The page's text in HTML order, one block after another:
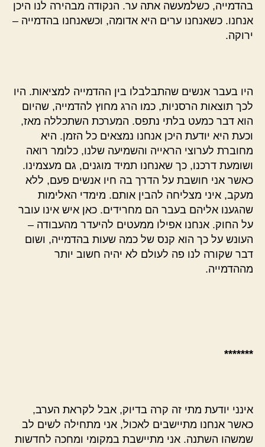
בהדמייה, כשלמעשה אתה ער. הנקודה מבהירה לנו היכן
אנחנו. כשאנחנו ערים היא אדומה, וכשאנחנו בהדמייה –
ירוקה.
היו בעבר אנשים שהתבלבלו בין ההדמייה למציאות. היו
לכך תוצאות הרסניות, כמו הרג מחוץ להדמייה, שהיום
הוא דבר כמעט בלתי נתפס. המערכת השתכללה מאז,
וכעת היא יודעת היכן אנחנו נמצאים כל הזמן. היא
מחוברת לערוצי הראייה והשמיעה שלנו, כלומר רואה
ושומעת דרכנו, כך שאנחנו תמיד מוגנים, גם מעצמינו.
כאשר אני חושבת על הדרך בה חיו אנשים פעם, ללא
מעקב, איני מצליחה להבין אותם. מימדי האלימות
שהגענו אליהם בעבר הם מחרידים. כאן איש אינו עובר
על החוק. אנחנו אפילו ממעטים להיעדר מהעבודה –
העונש על כך הוא קנס של כמה שעות בהדמייה, ושום
דבר שקורה לנו פה לעולם לא יהיה חשוב יותר
מההדמייה.
*******
אינני יודעת מתי זה קרה בדיוק, אבל לקראת הערב,
כאשר אנחנו מתיישבים לאכול, אני מתחילה לשים לב
שמשהו השתנה. אני מתיישבת במקומי ומחכה לחדשות